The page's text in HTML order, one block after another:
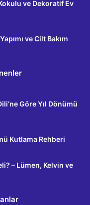
ve Dekoratif Ev
ve Cilt Bakım
Göre Yıl Dönümü
Kutlama Rehberi
– Lümen, Kelvin ve